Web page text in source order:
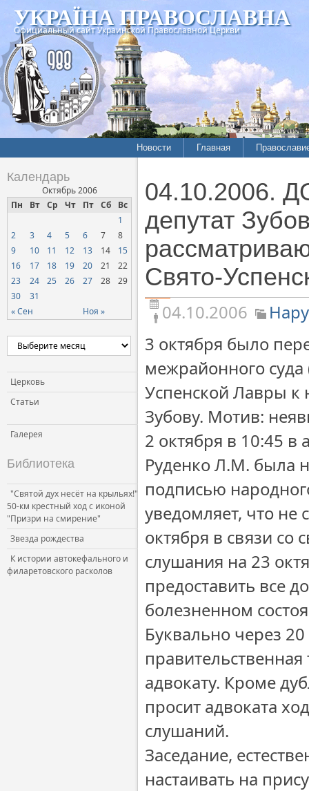
УКРАЇНА ПРАВОСЛАВНА
Официальный сайт Украинской Православной Церкви
Новости
Межконфессиональные
отношения
Нарушения прав
верующих
Официальная хроника
Расколы, ереси, секты
СЛУЖЕНИЕ
Церковь и власть
Церковь и общество
Церковь и СМИ
Главная
История
Хроники
Календарь
Октябрь 2006
Пн
Вт Ср Чт Пт Сб Вс
« Сен Ноя »
1
2
3 4 5 6 7
8
9
10 11 12 13 14
15
16
17 18 19 20 21
22
23
24 25 26 27 28
29
30
31
Церковь
Статьи
Галерея
Библиотека
"Святой дух несёт на крыльях!"
50-км крестный ход с иконой
"Призри на смирение"
Звезда рождества
К истории автокефального и
филаретовского расколов
04.10.2006.
депутат
Свято-
04.10.2006
3 октября было
межрайонного суда
Успенской Лавры к
Зубову. Мотив:
2 октября в 10:45 в
Руденко Л.М. была
подписью
уведомляет, что не
октября в связи со
слушания на 23
предоставить все
болезненном
Буквально через
адвокату. Кроме
просит адвоката
слушаний.
Заседание,
настаивать на